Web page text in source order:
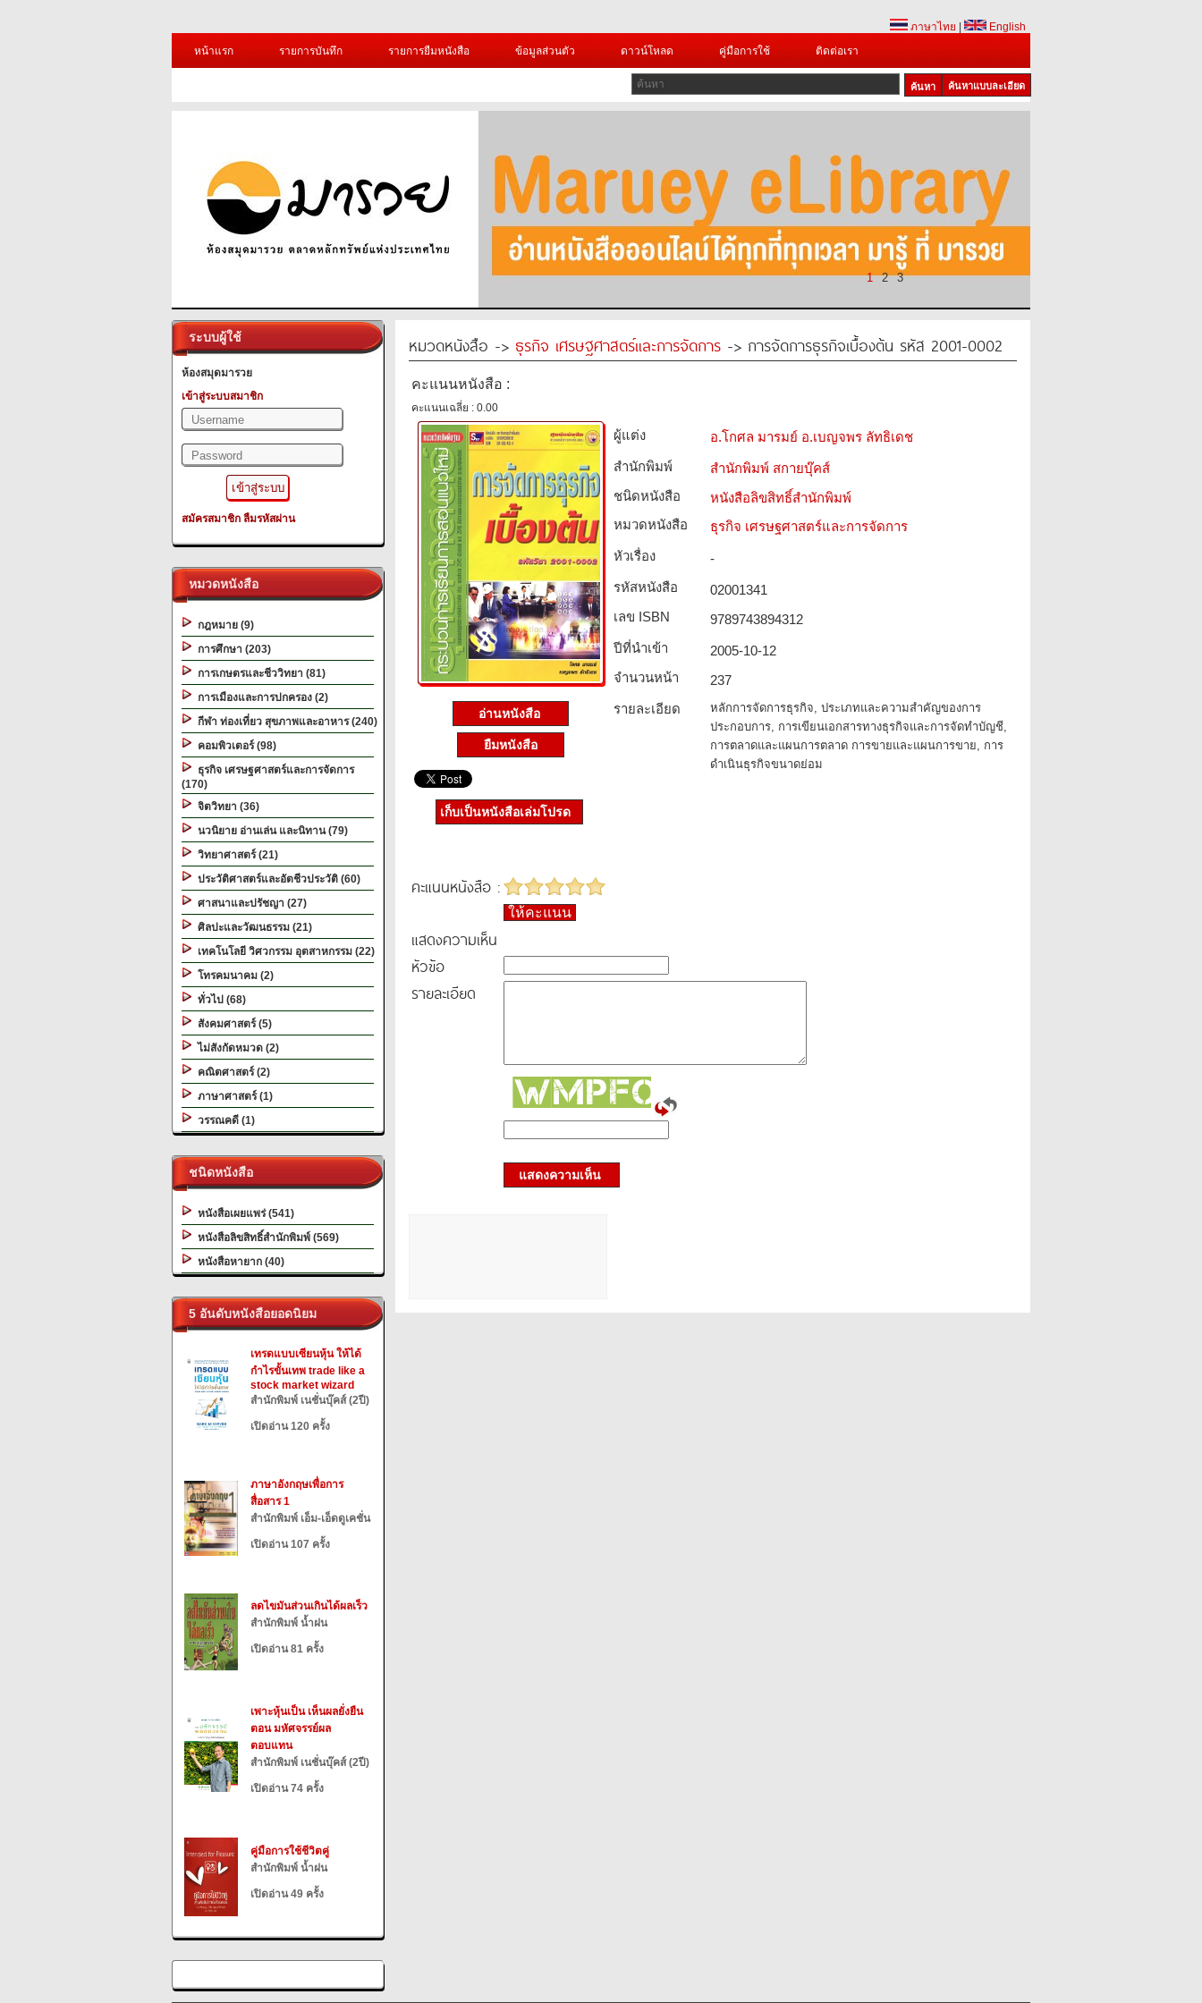
ภาษาไทย
English
หน้าแรก
รายการบันทึก รายการยืมหนังสือ ข้อมูลส่วนตัว ดาวน์โหลด คู่มือการใช้ ติดต่อเรา
ค้นหาแบบละเอียด
1 2 3
ระบบผู้ใช้
ห้องสมุดมารวย
เข้าสู่ระบบสมาชิก
สมัครสมาชิก ลืมรหัสผ่าน
หมวดหนังสือ
กฎหมาย (9)
การศึกษา (203)
การเกษตรและชีววิทยา (81)
การเมืองและการปกครอง (2)
กีฬา ท่องเที่ยว สุขภาพและอาหาร (240)
คอมพิวเตอร์ (98)
ธุรกิจ เศรษฐศาสตร์และการจัดการ
(170)
จิตวิทยา (36)
นวนิยาย อ่านเล่น และนิทาน (79)
วิทยาศาสตร์ (21)
ประวัติศาสตร์และอัตชีวประวัติ (60)
ศาสนาและปรัชญา (27)
ศิลปะและวัฒนธรรม (21)
เทคโนโลยี วิศวกรรม อุตสาหกรรม (22)
โทรคมนาคม (2)
ทั่วไป (68)
สังคมศาสตร์ (5)
ไม่สังกัดหมวด (2)
คณิตศาสตร์ (2)
ภาษาศาสตร์ (1)
วรรณคดี (1)
ชนิดหนังสือ
หนังสือเผยแพร่ (541)
หนังสือลิขสิทธิ์สำนักพิมพ์ (569)
หนังสือหายาก (40)
5 อันดับหนังสือยอดนิยม
เทรดแบบเซียนหุ้น ให้ได้
กำไรขั้นเทพ trade like a
stock market wizard
สำนักพิมพ์ เนชั่นบุ๊คส์ (2ปี)
เปิดอ่าน 120 ครั้ง
ภาษาอังกฤษเพื่อการ
สื่อสาร 1
สำนักพิมพ์ เอ็ม-เอ็ดดูเคชั่น
เปิดอ่าน 107 ครั้ง
ลดไขมันส่วนเกินได้ผลเร็ว
สำนักพิมพ์ น้ำฝน
เปิดอ่าน 81 ครั้ง
เพาะหุ้นเป็น เห็นผลยั่งยืน
ตอน มหัศจรรย์ผล
ตอบแทน
สำนักพิมพ์ เนชั่นบุ๊คส์ (2ปี)
เปิดอ่าน 74 ครั้ง
คู่มือการใช้ชีวิตคู่
สำนักพิมพ์ น้ำฝน
เปิดอ่าน 49 ครั้ง
หมวดหนังสือ -> ธุรกิจ เศรษฐศาสตร์และการจัดการ -> การจัดการธุรกิจเบื้องต้น รหัส 2001-0002
คะแนนหนังสือ :
คะแนนเฉลี่ย : 0.00
อ่านหนังสือ
ยืมหนังสือ
ผู้แต่ง
อ.โกศล มารมย์ อ.เบญจพร ลัทธิเดช
สำนักพิมพ์
สำนักพิมพ์ สกายบุ๊คส์
ชนิดหนังสือ­
หนังสือลิขสิทธิ์สำนักพิมพ์
หมวดหนังสือ­
ธุรกิจ เศรษฐศาสตร์และการจัดการ
หัวเรื่อง
-
รหัสหนังสือ­
02001341
เลข ISBN
9789743894312
ปีที่นำเข้า
2005-10-12
จำนวนหน้า
237
รายละเอียด
หลักการจัดการธุรกิจ, ประเภทและความสำคัญของการ
ประกอบการ, การเขียนเอกสารทางธุรกิจและการจัดทำบัญชี,
การตลาดและแผนการตลาด การขายและแผนการขาย, การ
ดำเนินธุรกิจขนาดย่อม
เก็บเป็นหนังสือเล่มโปรด
คะแนนหนังสือ :
ให้คะแนน
แสดงความเห็น
หัวข้อ
รายละเอียด
แสดงความเห็น